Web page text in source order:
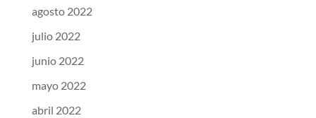
agosto 2022
julio 2022
junio 2022
mayo 2022
abril 2022